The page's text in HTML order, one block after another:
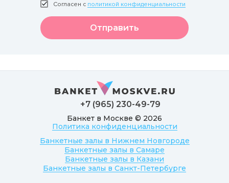
Согласен с политикой конфиденциальности
Отправить
Банкет в Москве © 2026
Политика конфиденциальности
Банкетные залы в Нижнем Новгороде
Банкетные залы в Самаре
Банкетные залы в Казани
Банкетные залы в Санкт-Петербурге
+7 (965) 230-49-79